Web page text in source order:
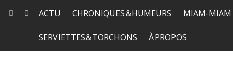
ACTU CHRONIQUES & HUMEURS MIAM-MIAM
SERVIETTES & TORCHONS À PROPOS